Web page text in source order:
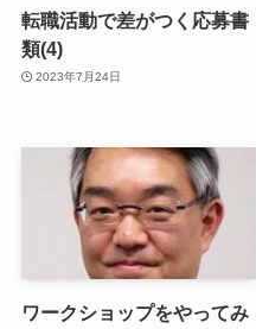
転職活動で差がつく応募書
類(4)
2023年7月24日
ワークショップをやってみ